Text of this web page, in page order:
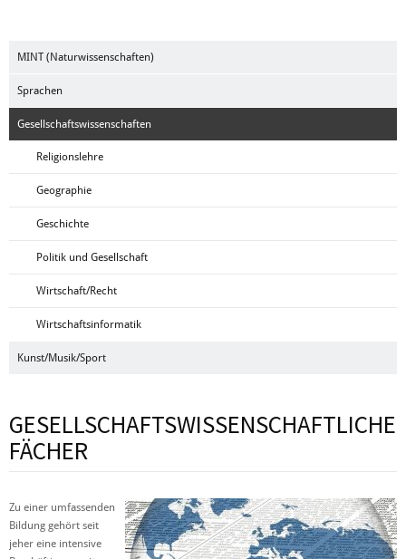
MINT (Naturwissenschaften)
Sprachen
Gesellschaftswissenschaften
Religionslehre
Geographie
Geschichte
Politik und Gesellschaft
Wirtschaft/Recht
Wirtschaftsinformatik
Kunst/Musik/Sport
GESELLSCHAFTSWISSENSCHAFTLICHE
FÄCHER
Zu einer umfassenden
Bildung gehört seit
jeher eine intensive